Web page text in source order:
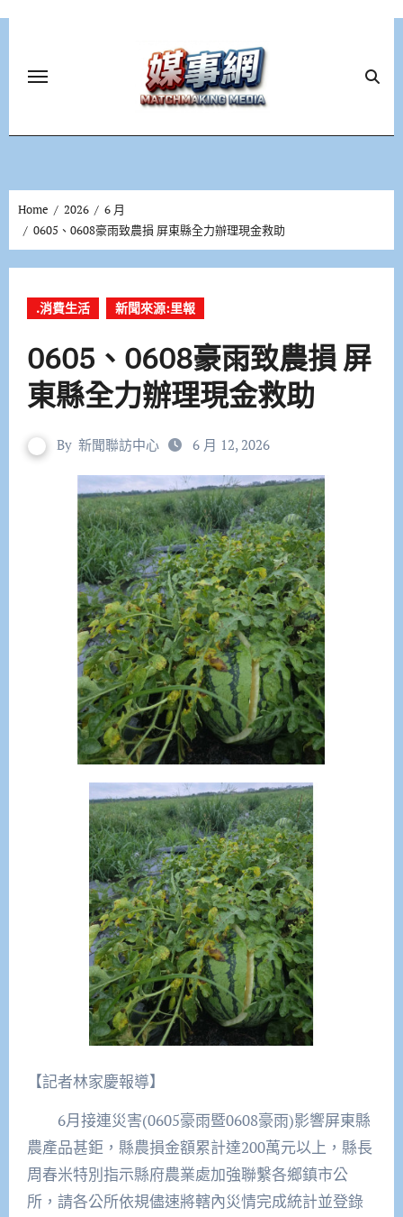
Home 2026
6 月
0605、0608豪雨致農損 屏東縣全力辦理現金救助
.消費生活 新聞來源:里報
0605、0608豪雨致農損 屏
東縣全力辦理現金救助
By 新聞聯訪中心 6 月 12, 2026
【記者林家慶報導】
6月接連災害(0605豪雨暨0608豪雨)影響屏東縣
農產品甚鉅，縣農損金額累計達200萬元以上，縣長
周春米特別指示縣府農業處加強聯繫各鄉鎮市公
所，請各公所依規儘速將轄內災情完成統計並登錄